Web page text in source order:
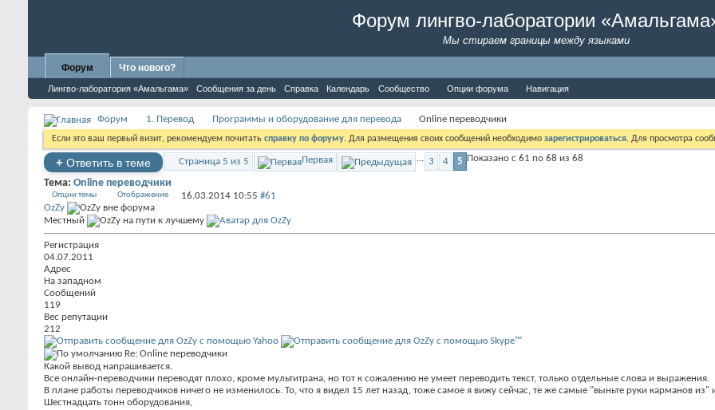
Форум лингво-лаборатории
Мы стираем границы между языками
Форум
Лингво-лаборатория «Амальгама» Сообщения за день Справка Календарь Сообщество Опции форума Навигация
Что нового?
Форум 1. Перевод Программы и оборудование для перевода Online переводчики
Если это ваш первый визит, рекомендуем почитать справку по форуму. Для размещения своих сообщений необходимо зарегистрироваться. Для просмотра
+ Ответить в теме Страница 5 из 5 Первая ... 3 4 5 Показано с 61 по 68 из 68
Тема: Online переводчики
Опции темы Отображение 16.03.2014 10:55 #61
OzZy
Местный
Регистрация
04.07.2011
Адрес
На западном
Сообщений
119
Вес репутации
212
Re: Online переводчики
Какой вывод напрашивается.
Все онлайн-переводчики переводят плохо, кроме мультитрана, но тот к сожалению не умеет переводить текст, только отдельные слова и выражения.
В плане работы переводчиков ничего не изменилось. То, что я видел 15 лет назад, тоже самое я вижу сейчас, те же самые "выньте руки карманов из"
Шестнадцать тонн оборудования,